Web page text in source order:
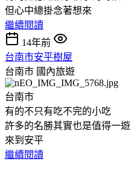
但心中總掛念著想來
繼續閱讀
14年前
台南市安平樹屋
台南市 國內旅遊
台南市
有的不只有吃不完的小吃
許多的名勝其實也是值得一遊
來到安平
繼續閱讀